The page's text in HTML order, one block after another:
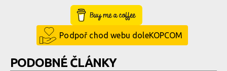
Buy Me a Coffee
Podpoř chod webu doleKOPCOM
PODOBNÉ ČLÁNKY